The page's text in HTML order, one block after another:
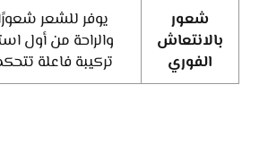
شعور
بالانتعاش
الفوري
يوفر للشعر
والراحة من أول
تركيبة فاعلة